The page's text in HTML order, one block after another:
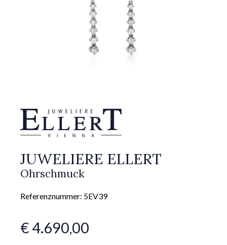
JUWELIERE ELLERT
Ohrschmuck
Referenznummer: 5EV39
€ 4.690,00